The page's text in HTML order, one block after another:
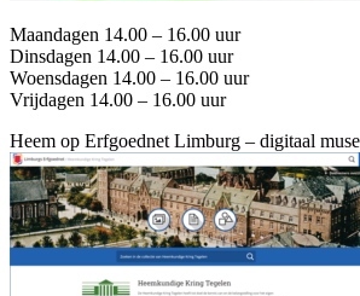
Maandagen 14.00 – 16.00 uur
Dinsdagen 14.00 – 16.00 uur
Woensdagen 14.00 – 16.00 uur
Vrijdagen 14.00 – 16.00 uur
Heem op Erfgoednet Limburg – digitaal